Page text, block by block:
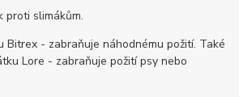
proti slimákům.
Bitrex - zabraňuje náhodnému požití. Také
Lore - zabraňuje požití psy nebo